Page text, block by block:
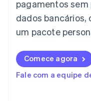
pagamentos
dados bancários,
um pacote
Comece agora
Fale com a equipe
Letônia
English
Liechtenstein
Deutsch English
English
Luxemburgo
FrançaisDeutsch